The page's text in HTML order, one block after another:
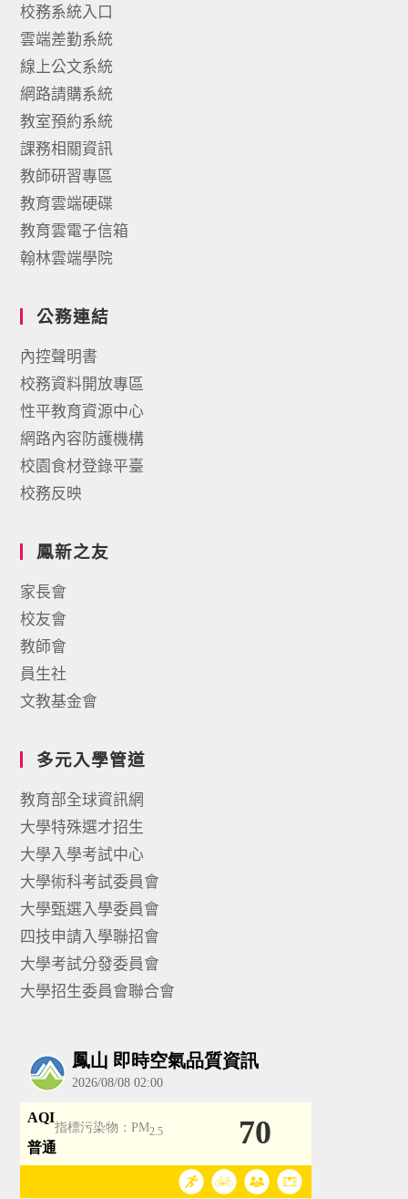
校務系統入口
雲端差勤系統
線上公文系統
網路請購系統
教室預約系統
課務相關資訊
教師研習專區
教育雲端硬碟
教育雲電子信箱
翰林雲端學院
公務連結
內控聲明書
校務資料開放專區
性平教育資源中心
網路內容防護機構
校園食材登錄平臺
校務反映
鳳新之友
家長會
校友會
教師會
員生社
文教基金會
多元入學管道
教育部全球資訊網
大學特殊選才招生
大學入學考試中心
大學術科考試委員會
大學甄選入學委員會
四技申請入學聯招會
大學考試分發委員會
大學招生委員會聯合會